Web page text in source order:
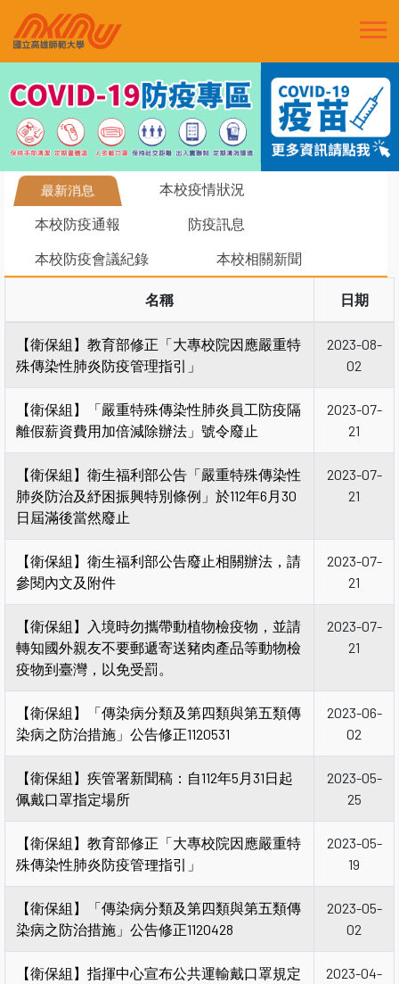
最新消息 本校疫情狀況
本校防疫通報 防疫訊息
本校防疫會議紀錄 本校相關新聞
名稱 日期
【衛保組】教育部修正「大專校院因應嚴重特
殊傳染性肺炎防疫管理指引」
2023-08-
02
【衛保組】「嚴重特殊傳染性肺炎員工防疫隔
離假薪資費用加倍減除辦法」號令廢止
2023-07-
21
【衛保組】衛生福利部公告「嚴重特殊傳染性
肺炎防治及紓困振興特別條例」於112年6月30
日屆滿後當然廢止
2023-07-
21
【衛保組】衛生福利部公告廢止相關辦法，請
參閱內文及附件
2023-07-
21
【衛保組】入境時勿攜帶動植物檢疫物，並請
轉知國外親友不要郵遞寄送豬肉產品等動物檢
疫物到臺灣，以免受罰。
2023-07-
21
【衛保組】「傳染病分類及第四類與第五類傳
染病之防治措施」公告修正1120531
2023-06-
02
【衛保組】疾管署新聞稿：自112年5月31日起
佩戴口罩指定場所
2023-05-
25
【衛保組】教育部修正「大專校院因應嚴重特
殊傳染性肺炎防疫管理指引」
2023-05-
19
【衛保組】「傳染病分類及第四類與第五類傳
染病之防治措施」公告修正1120428
2023-05-
02
【衛保組】指揮中心宣布公共運輸戴口罩規定
2023-04-